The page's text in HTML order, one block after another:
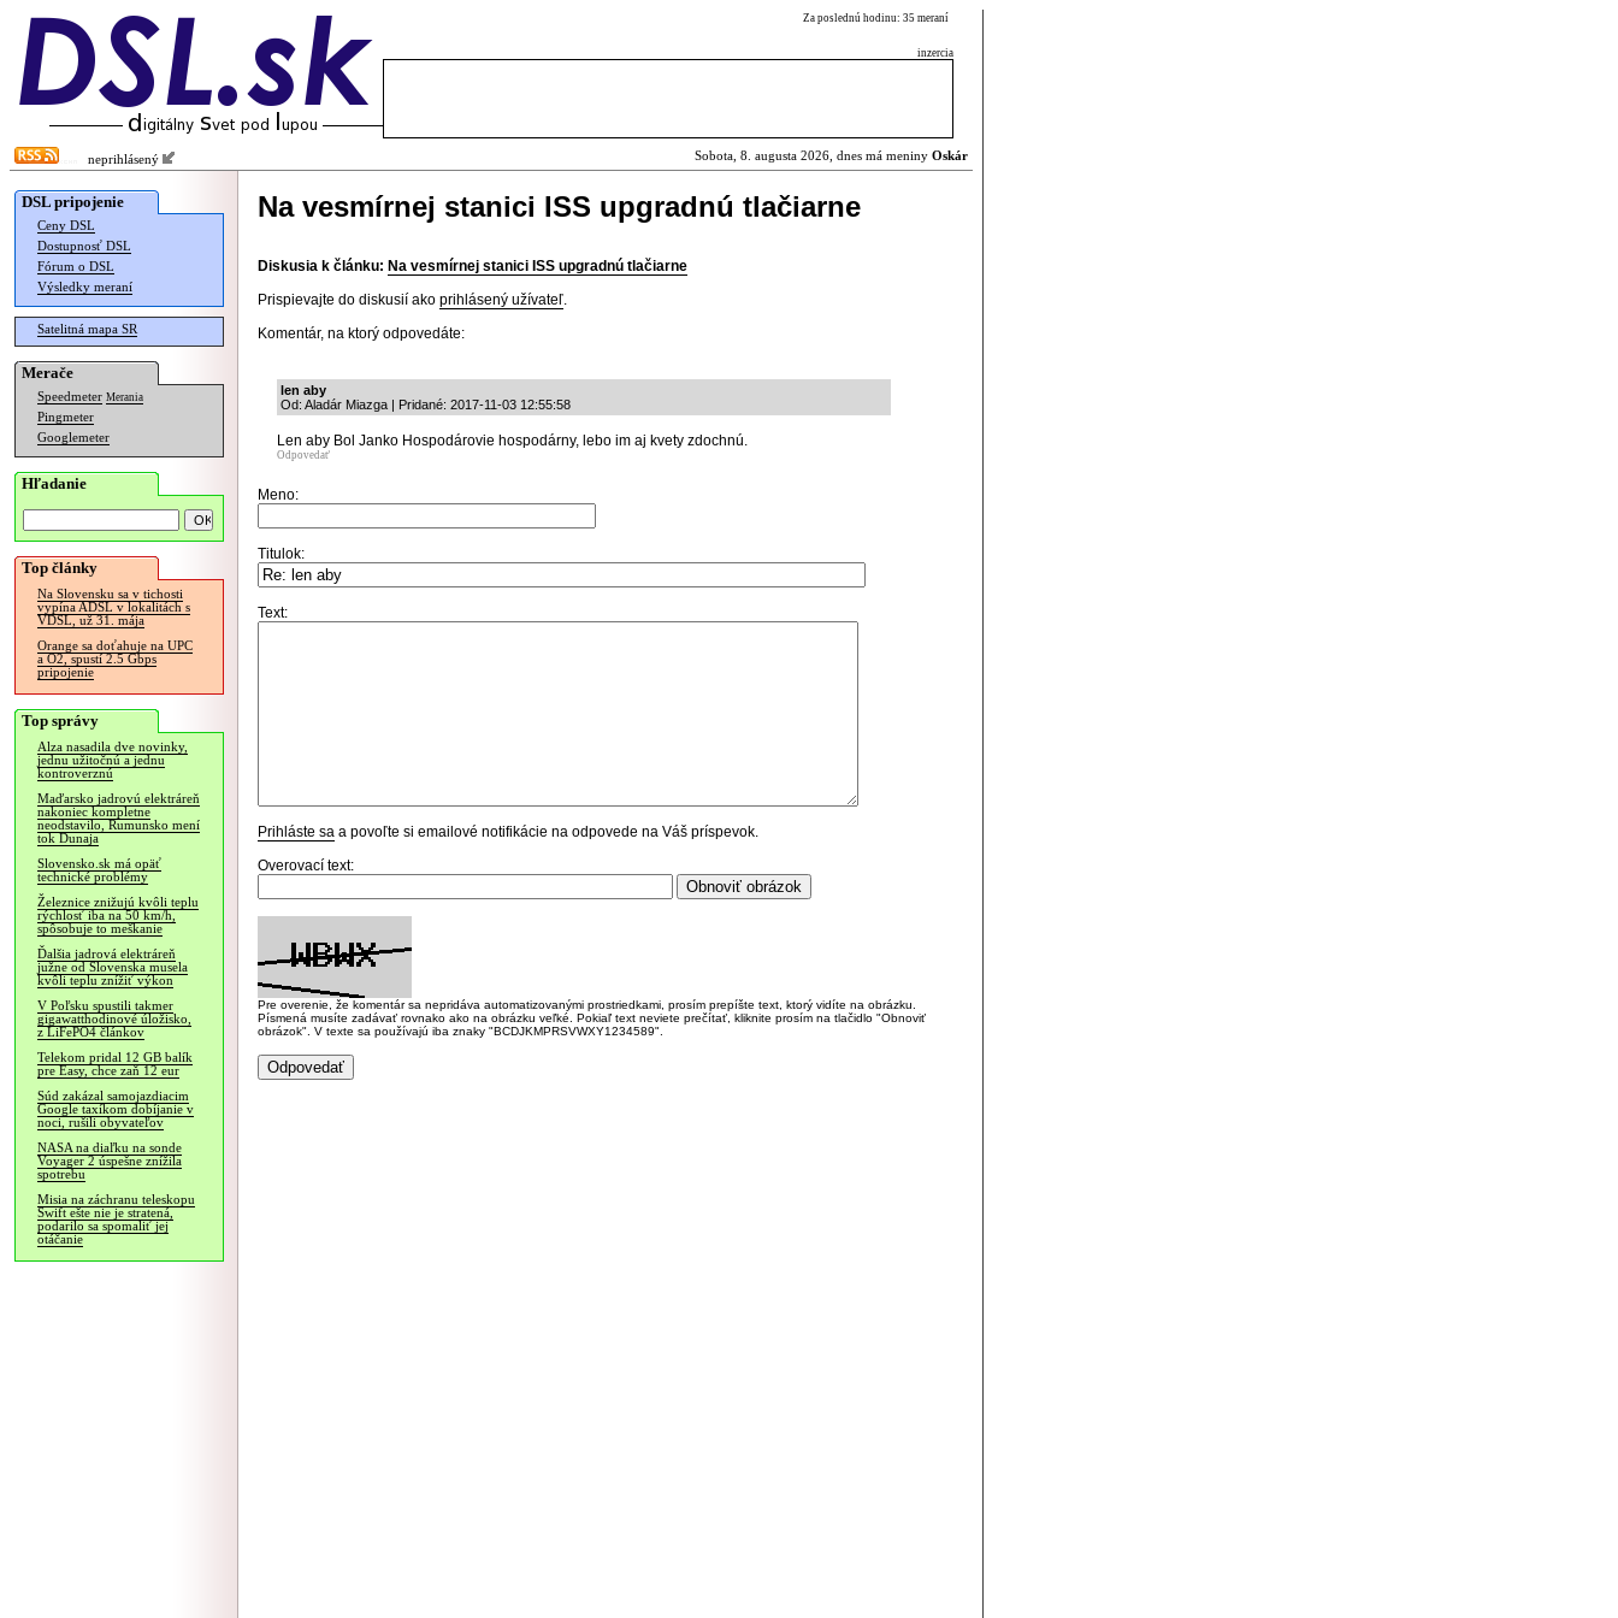
Za poslednú hodinu: 35 meraní
inzercia
neprihlásený Sobota, 8. augusta 2026, dnes má meniny Oskár
DSL pripojenie
Ceny DSL
Dostupnosť DSL
Fórum o DSL
Výsledky meraní
Satelitná mapa SR
Merače
Speedmeter Merania
Pingmeter
Googlemeter
Hľadanie
Top články
Na Slovensku sa v tichosti
vypína ADSL v lokalitách s
VDSL, už 31. mája
Orange sa doťahuje na UPC
a O2, spustí 2.5 Gbps
pripojenie
Top správy
Alza nasadila dve novinky,
jednu užitočnú a jednu
kontroverznú
Maďarsko jadrovú elektráreň
nakoniec kompletne
neodstavilo, Rumunsko mení
tok Dunaja
Slovensko.sk má opäť
technické problémy
Železnice znižujú kvôli teplu
rýchlosť iba na 50 km/h,
spôsobuje to meškanie
Ďalšia jadrová elektráreň
južne od Slovenska musela
kvôli teplu znížiť výkon
V Poľsku spustili takmer
gigawatthodinové úložisko,
z LiFePO4 článkov
Telekom pridal 12 GB balík
pre Easy, chce zaň 12 eur
Súd zakázal samojazdiacim
Google taxíkom dobíjanie v
noci, rušili obyvateľov
NASA na diaľku na sonde
Voyager 2 úspešne znížila
spotrebu
Misia na záchranu teleskopu
Swift ešte nie je stratená,
podarilo sa spomaliť jej
otáčanie
Na vesmírnej stanici ISS upgradnú tlačiarne
Diskusia k článku: Na vesmírnej stanici ISS upgradnú tlačiarne
Prispievajte do diskusií ako prihlásený užívateľ.
Komentár, na ktorý odpovedáte:
len aby
Od: Aladár Miazga | Pridané: 2017-11-03 12:55:58
Len aby Bol Janko Hospodárovie hospodárny, lebo im aj kvety zdochnú.
Odpovedať
Meno:
Titulok:
Text:
Prihláste sa a povoľte si emailové notifikácie na odpovede na Váš príspevok.
Overovací text:
Pre overenie, že komentár sa nepridáva automatizovanými prostriedkami, prosím prepíšte text, ktorý vidíte na obrázku.
Písmená musíte zadávať rovnako ako na obrázku veľké. Pokiaľ text neviete prečítať, kliknite prosím na tlačidlo "Obnoviť
obrázok". V texte sa používajú iba znaky "BCDJKMPRSVWXY1234589".